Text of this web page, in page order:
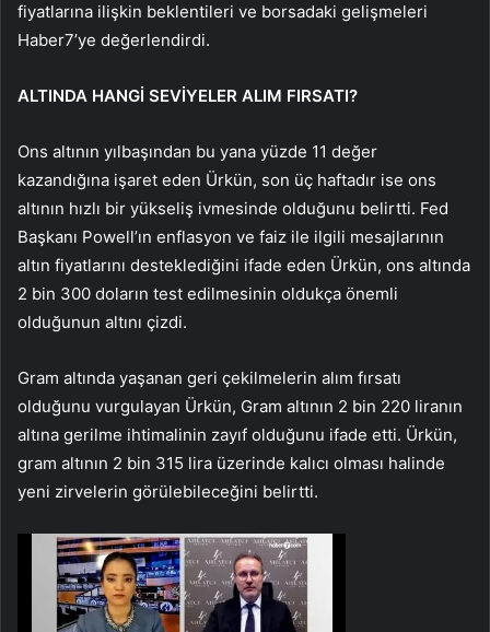
fiyatlarına ilişkin beklentileri ve borsadaki gelişmeleri
Haber7’ye değerlendirdi.
ALTINDA HANGİ SEVİYELER ALIM FIRSATI?
Ons altının yılbaşından bu yana yüzde 11 değer
kazandığına işaret eden Ürkün, son üç haftadır ise ons
altının hızlı bir yükseliş ivmesinde olduğunu belirtti. Fed
Başkanı Powell’ın enflasyon ve faiz ile ilgili mesajlarının
altın fiyatlarını desteklediğini ifade eden Ürkün, ons altında
2 bin 300 doların test edilmesinin oldukça önemli
olduğunun altını çizdi.
Gram altında yaşanan geri çekilmelerin alım fırsatı
olduğunu vurgulayan Ürkün, Gram altının 2 bin 220 liranın
altına gerilme ihtimalinin zayıf olduğunu ifade etti. Ürkün,
gram altının 2 bin 315 lira üzerinde kalıcı olması halinde
yeni zirvelerin görülebileceğini belirtti.